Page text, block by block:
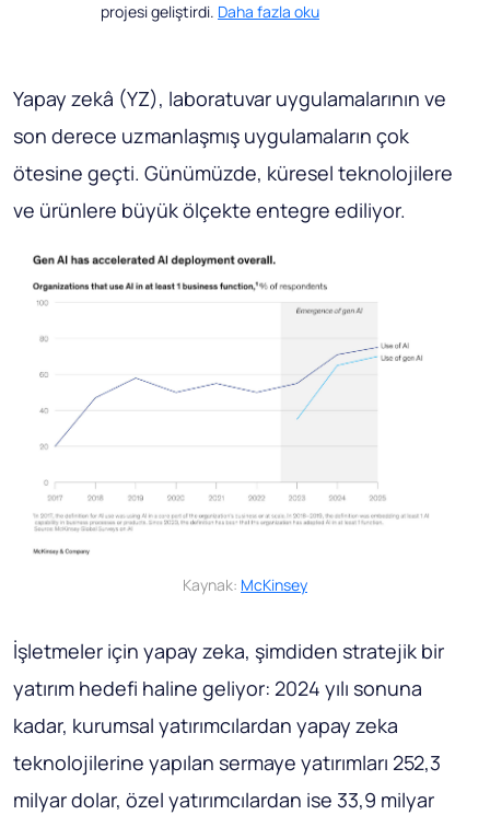
projesi geliştirdi. Daha fazla oku
Yapay zekâ (YZ), laboratuvar uygulamalarının ve
son derece uzmanlaşmış uygulamaların çok
ötesine geçti. Günümüzde, küresel teknolojilere
ve ürünlere büyük ölçekte entegre ediliyor.
Kaynak: McKinsey
İşletmeler için yapay zeka, şimdiden stratejik bir
yatırım hedefi haline geliyor: 2024 yılı sonuna
kadar, kurumsal yatırımcılardan yapay zeka
teknolojilerine yapılan sermaye yatırımları 252,3
milyar dolar, özel yatırımcılardan ise 33,9 milyar